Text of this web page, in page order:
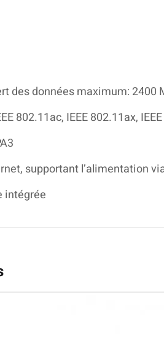
des données maximum: 2400
802.11ac, IEEE 802.11ax,
supportant l’alimentation
intégrée